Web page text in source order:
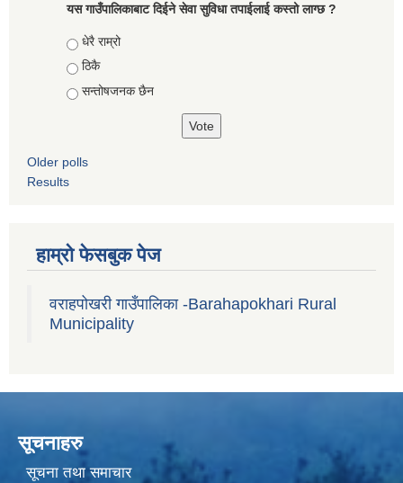
यस गाउँपालिकाबाट दिईने सेवा सुविधा तपाईलाई कस्तो लाग्छ ?
Choices
धेरै राम्रो
ठिकै
सन्तोषजनक छैन
Older polls
Results
हाम्रो फेसबुक पेज
वराहपोखरी गाउँपालिका -Barahapokhari Rural
Municipality
सूचनाहरु
सूचना तथा समाचार